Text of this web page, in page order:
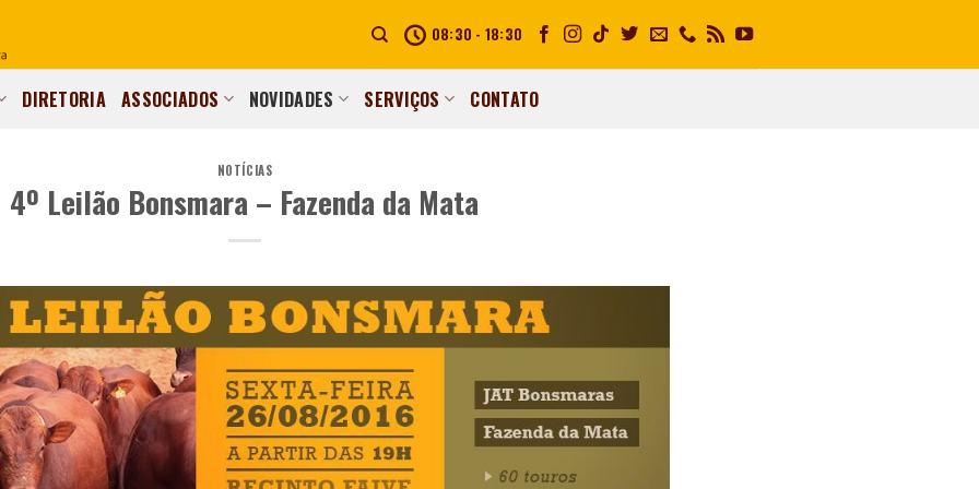
08:30 - 18:30
DIRETORIA ASSOCIADOS NOVIDADES SERVIÇOS CONTATO
NOTÍCIAS
4º Leilão Bonsmara – Fazenda da Mata